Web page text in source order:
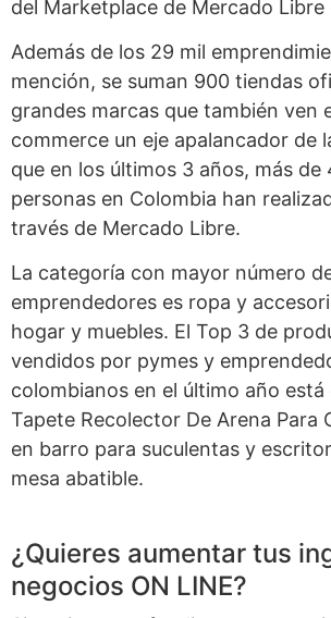
del Marketplace de Mercado Libre
Además de los 29 mil
mención, se suman 900 tiendas
grandes marcas que también ven
commerce un eje apalancador de
que en los últimos 3 años, más de
personas en Colombia han
través de Mercado Libre.
La categoría con mayor número
emprendedores es ropa y
hogar y muebles. El Top 3 de
vendidos por pymes y
colombianos en el último año
Tapete Recolector De Arena Para
en barro para suculentas y
mesa abatible.
¿Quieres aumentar tus
negocios ON LINE?